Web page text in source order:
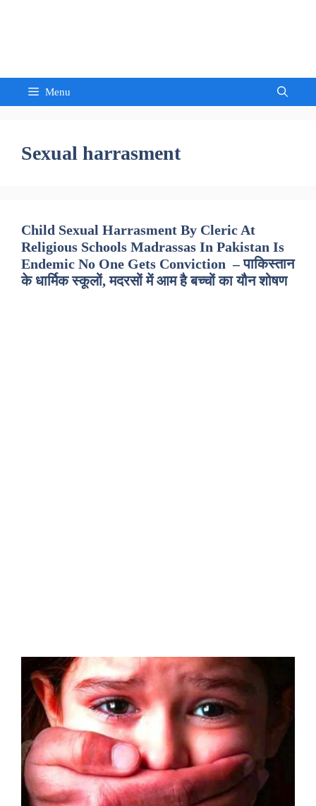
Menu
Sexual harrasment
Child Sexual Harrasment By Cleric At
Religious Schools Madrassas In Pakistan Is
Endemic No One Gets Conviction – पाकिस्तान
के धार्मिक स्कूलों, मदरसों में आम है बच्चों का यौन शोषण